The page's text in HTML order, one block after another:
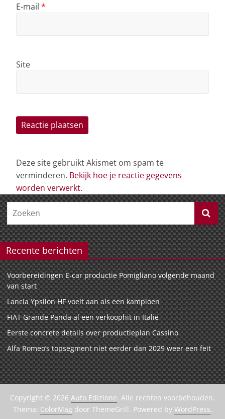
E-mail *
Site
Deze site gebruikt Akismet om spam te
verminderen. Bekijk hoe je reactie gegevens
worden verwerkt.
Recente berichten
Voorbereidingen E-car productie Pomigliano volgende maand
van start
Lancia Ypsilon HF voelt aan als een kampioen
FIAT Grande Panda al een verkoophit in Italië
Eerste concrete details over productieplan Cassino
Alfa Romeo’s topsegment niet eerder dan 2029 weer een feit
Copyright © 2026 Auto Edizione. Alle rechten voorbehouden.
Thema: ColorMag door ThemeGrill. Powered by WordPress.